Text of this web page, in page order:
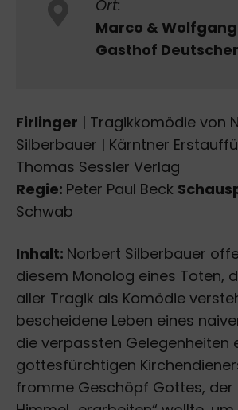
Ort:
Marco &
Gasthof Deutscher
Firlinger | Tragikkomödie von
Silberbauer | Kärntner
Thomas Sessler Verlag
Regie: Peter Paul Beck
Schwab
Inhalt: Norbert Silberbauer
diesem Monolog eines Toten,
aller Tragik als Komödie
bescheidene Leben eines
die verpassten Gelegenheiten
gottesfürchtigen
fromme Geschöpf Gottes, der